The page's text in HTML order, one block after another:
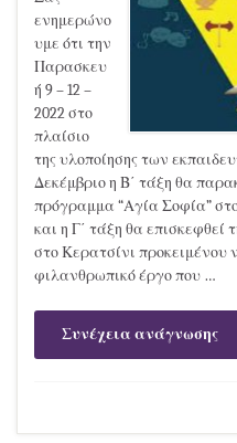
ενημερώνο
υμε ότι την
Παρασκευ
ή 9 – 12 –
2022 στο
πλαίσιο
της υλοποίησης των
Δεκέμβριο η Β΄ τάξη θα
πρόγραμμα “Αγία Σοφία”
και η Γ΄ τάξη θα επισκεφθεί
στο Κερατσίνι προκειμένου
φιλανθρωπικό έργο που …
Συνέχεια ανάγνωσης